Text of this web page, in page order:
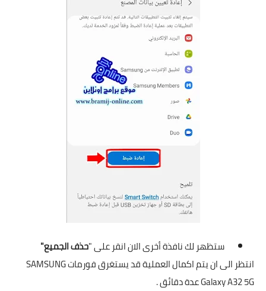
ستظهر لك نافذة أخرى الان انقر على "حذف الجميع"
انتظر الى ان يتم اكمال العملية قد يستغرق فورماتSAMSUNG
Galaxy A32 5Gعدة دقائق .